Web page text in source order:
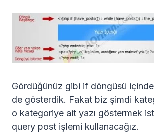
Gördüğünüz gibi if döngüsü içinde
de gösterdik. Fakat biz şimdi
o kategoriye ait yazı göstermek
query post işlemi kullanacağız.